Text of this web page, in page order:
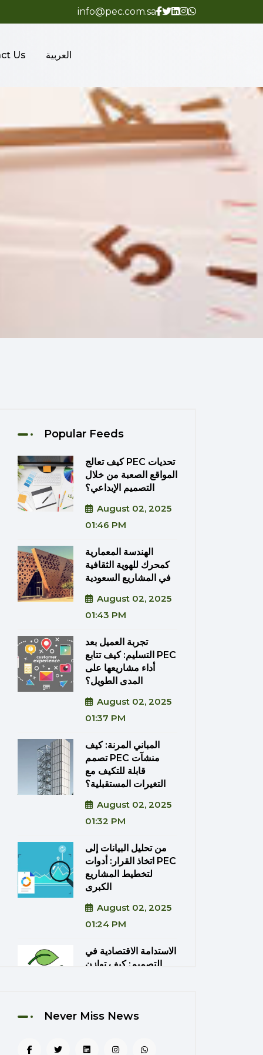
info@pec.com.sa
Us العربية
Popular Feeds
كيف تعالج PEC تحديات
المواقع الصعبة من خلال
التصميم الإبداعي؟
August 02, 2025
01:46 PM
الهندسة المعمارية
كمحرك للهوية الثقافية
في المشاريع السعودية
August 02, 2025
01:43 PM
تجربة العميل بعد
التسليم: كيف تتابع PEC
أداء مشاريعها على
المدى الطويل؟
August 02, 2025
01:37 PM
المباني المرنة: كيف
تصمم PEC منشآت
قابلة للتكيف مع
التغيرات المستقبلية؟
August 02, 2025
01:32 PM
من تحليل البيانات إلى
اتخاذ القرار: أدوات PEC
لتخطيط المشاريع
الكبرى
August 02, 2025
01:24 PM
الاستدامة الاقتصادية في
التصميم: كيف توازن
August 02, 2025
Never Miss News